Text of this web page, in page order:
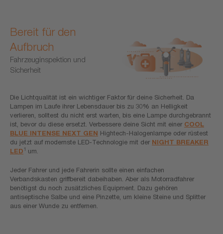
Bereit für den
Aufbruch
Fahrzeuginspektion und
Sicherheit
Die Lichtqualität ist ein wichtiger Faktor für deine Sicherheit. Da
Lampen im Laufe ihrer Lebensdauer bis zu 30% an Helligkeit
verlieren, solltest du nicht erst warten, bis eine Lampe durchgebrannt
ist, bevor du diese ersetzt. Verbessere deine Sicht mit einer COOL
BLUE INTENSE NEXT GEN Hightech-Halogenlampe oder rüstest
du jetzt auf modernste LED-Technologie mit der NIGHT BREAKER
LED1 um.
Jeder Fahrer und jede Fahrerin sollte einen einfachen
Verbandskasten griffbereit dabeihaben. Aber als Motorradfahrer
benötigst du noch zusätzliches Equipment. Dazu gehören
antiseptische Salbe und eine Pinzette, um kleine Steine und Splitter
aus einer Wunde zu entfernen.